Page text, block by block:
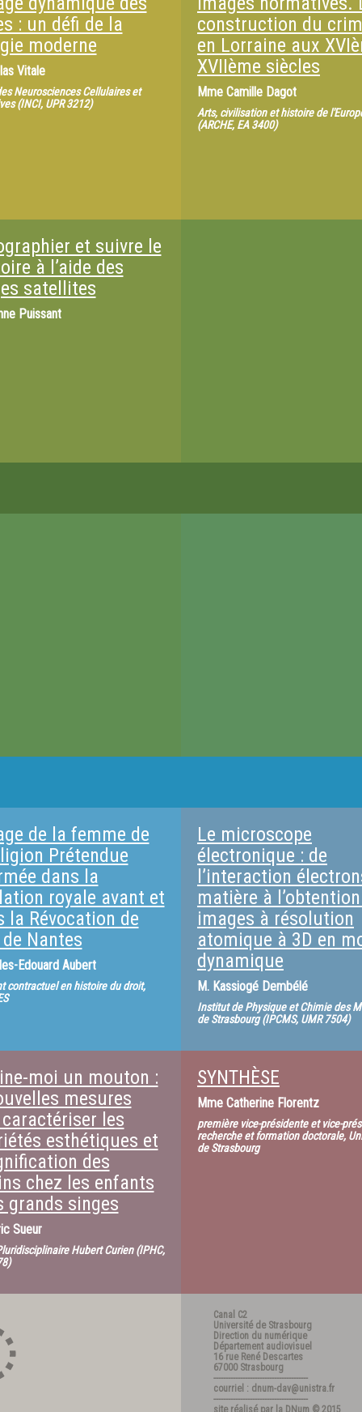
: un défi de la
moderne
Vitale
Neurosciences Cellulaires et
(INCI, UPR 3212)
construction du
en Lorraine aux
XVIIème siècles
Mme Camille Dagot
Arts, civilisation et histoire de
(ARCHE, EA 3400)
et suivre le
à l’aide des
satellites
Puissant
de la femme de
Prétendue
dans la
royale avant et
la Révocation de
de Nantes
Edouard Aubert
contractuel en histoire du droit,
Le microscope
électronique : de
l’interaction
matière à
images à résolution
atomique à 3D en
dynamique
M. Kassiogé Dembélé
Institut de Physique et Chimie des
de Strasbourg (IPCMS, UMR 7504)
moi un mouton :
mesures
les
esthétiques et
des
chez les enfants
grands singes
Sueur
Hubert Curien (IPHC,
SYNTHÈSE
Mme Catherine Florentz
première vice-présidente et vice-
recherche et formation doctorale,
de Strasbourg
Canal C2
Université de Strasbourg
Direction du numérique
Département audiovisuel
16 rue René Descartes
67000 Strasbourg
---------------------------------------
courriel : dnum-dav@unistra.fr
---------------------------------------
site réalisé par la DNum © 2015